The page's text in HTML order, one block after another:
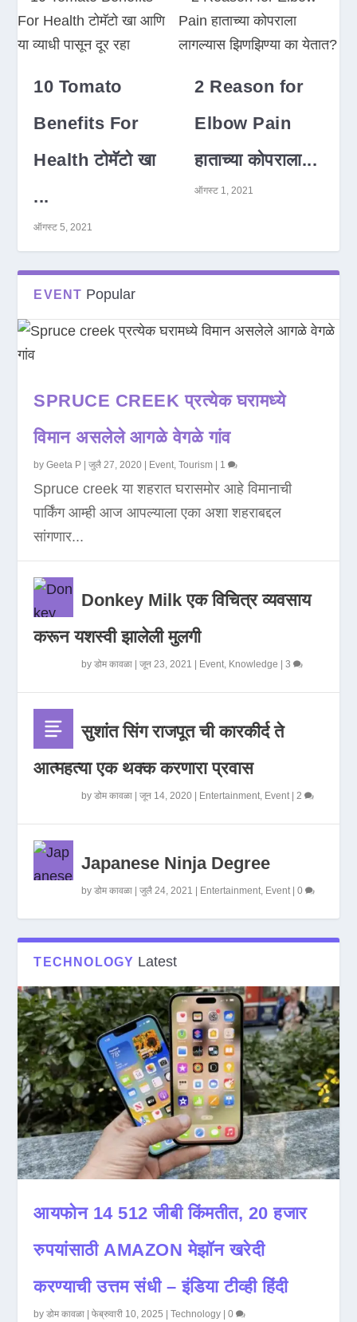
10 Tomato
Benefits For
Health टोमॅटो खा
...
ऑगस्ट 5, 2021
2 Reason for
Elbow Pain
हाताच्या कोपराला...
ऑगस्ट 1, 2021
EVENT Popular
SPRUCE CREEK प्रत्येक घरामध्ये
विमान असलेले आगळे वेगळे गांव
byGeeta P |जुलै 27, 2020 Event,Tourism 1
Spruce creek या शहरात घरासमोर आहे विमानाची
पार्किंग आम्ही आज आपल्याला एका अशा शहराबद्दल
सांगणार...
Donkey Milk एक विचित्र व्यवसाय
करून यशस्वी झालेली मुलगी
byडोम कावळा |जून 23, 2021 Event, Knowledge |3
सुशांत सिंग राजपूत ची कारकीर्द ते
आत्महत्या एक थक्क करणारा प्रवास
byडोम कावळा |जून 14, 2020 Entertainment, Event|2
Japanese Ninja Degree
byडोम कावळा |जुलै 24, 2021 Entertainment, Event|0
TECHNOLOGY Latest
आयफोन 14 512 जीबी किंमतीत, 20 हजार
रुपयांसाठी AMAZON मेझॉन खरेदी
करण्याची उत्तम संधी – इंडिया टीव्ही हिंदी
byडोम कावळा |फेब्रुवारी 10, 2025 |Technology |0